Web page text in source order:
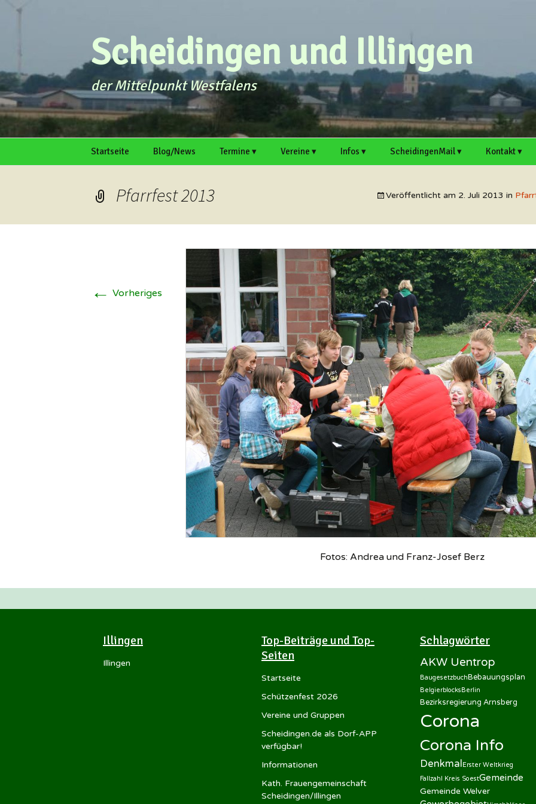
Zum
Scheidingen und Illingen
der Mittelpunkt Westfalens
Startseite Blog/News Termine ▾ Vereine ▾
Scheidingen ▸
Schützenverein
Illingen ▸
Soldatenkameradschaft
Scheidingen/Illingen
SuS Scheidingen ▸
Infos ▾
Redakteure sind immer
herzlich willkommen!
Wetter
Illingen
history.scheidingen
Scheidingen auf
Wikipedia
Illingen auf Wikipedia
ScheidingenMail ▾ Kontakt ▾
Mitschreiber
Redakteure
herzlich
Regeln für
Sozialen
Gruppen
Impressum
Pfarrfest 2013 Veröffentlicht am 2. Juli 2013 in
← Vorheriges
Fotos: Andrea und Franz-Josef Berz
Illingen
Illingen
Top-Beiträge und Top-
Seiten
Startseite
Schützenfest 2026
Vereine und Gruppen
Scheidingen.de als Dorf-APP
verfügbar!
Informationen
Kath. Frauengemeinschaft
Scheidingen/Illingen
Schlagwörter
AKW Uentrop
BaugesetzbuchBebauungsplan
BelgierblocksBerlin
Bezirksregierung Arnsberg
Corona
Corona Info
DenkmalErster Weltkrieg
Fallzahl Kreis SoestGemeinde
Gemeinde Welver